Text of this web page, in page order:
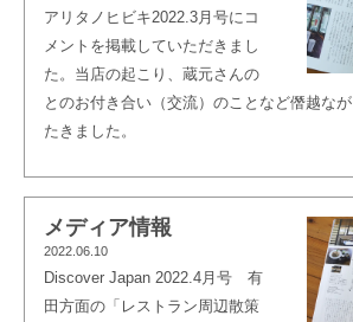
アリタノヒビキ2022.3月号にコ
メントを掲載していただきまし
た。当店の起こり、蔵元さんの
とのお付き合い（交流）のことなど僭越な
たきました。
メディア情報
2022.06.10
Discover Japan 2022.4月号 有
田方面の「レストラン周辺散策